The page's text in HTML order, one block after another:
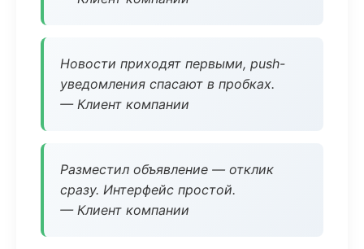
Новости приходят первыми, push-
уведомления спасают в пробках.
— Клиент компании
Разместил объявление — отклик
сразу. Интерфейс простой.
— Клиент компании